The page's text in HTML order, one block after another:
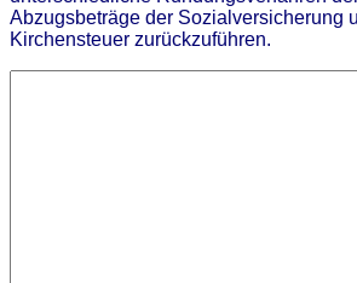
Abzugsbeträge der Sozialversicherung
Kirchensteuer zurückzuführen.